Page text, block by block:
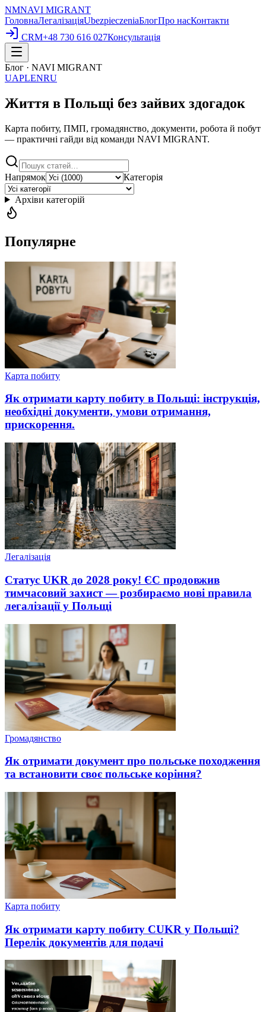
NMNAVI MIGRANT
ГоловнаЛегалізаціяUbezpieczeniaБлогПро насКонтакти
CRM+48 730 616 027Консультація
Блог · NAVI MIGRANT
UAPLENRU
Життя в Польщі без зайвих здогадок
Карта побиту, ПМП, громадянство, документи, робота й побут
— практичні гайди від команди NAVI MIGRANT.
Напрямок Категорія
Архіви категорій
Популярне
Карта побиту
Як отримати карту побиту в Польщі: інструкція,
необхідні документи, умови отримання,
прискорення.
Легалізація
Статус UKR до 2028 року! ЄС продовжив
тимчасовий захист — розбираємо нові правила
легалізації у Польщі
Громадянство
Як отримати документ про польське походження
та встановити своє польське коріння?
Карта побиту
Як отримати карту побиту СUKR у Польщі?
Перелік документів для подачі